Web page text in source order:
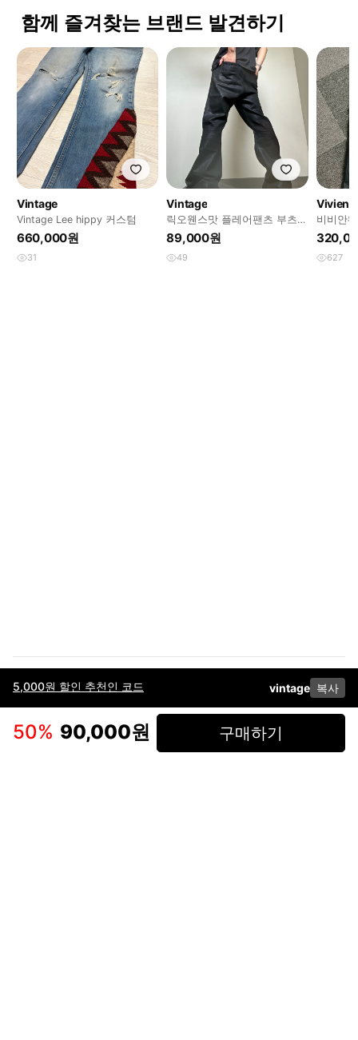
5,000원 할인 추천인 코드 vintage 복사
50% 90,000원 구매하기
함께 즐겨찾는 브랜드 발견하기
Vintage
Vintage Lee hippy 커스텀
660,000원
31
Vintage
릭오웬스맛 플레어팬츠 부츠컷
블랙
89,000원
49
비비안
펜터 생
627
이용약관고객센터판매개인정보 처리방침사업자 정보다운로드
인스타그램
페이스북